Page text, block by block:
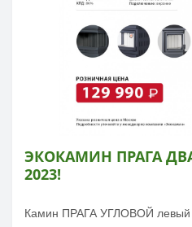
ЭКОКАМИН ПРАГА
2023!
Камин ПРАГА УГЛОВОЙ левый